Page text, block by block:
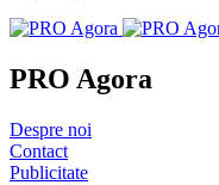
PRO Agora
Despre noi
Contact
Publicitate